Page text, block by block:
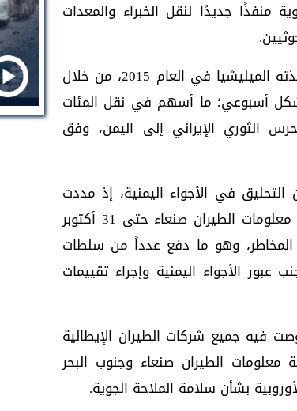
جديدًا لنقل الخبراء والمعدات
وتعيد هذه الخطوة إلى الأذهان الإجراء المشابه الذي اتخذته الميليشيا في العام 2015، من خلال
بشكل أسبوعي؛ ما أسهم في نقل المئات
الثوري الإيراني إلى اليمن، وفق
في الأجواء اليمنية، إذ مددت
وكالة سلامة الطيران الأوروبية تحذيراتها الخاصة بمنطقة معلومات الطيران صنعاء حتى 31 أكتوبر
المخاطر، وهو ما دفع عدداً من سلطات
عبور الأجواء اليمنية وإجراء تقييمات
فيه جميع شركات الطيران الإيطالية
الطيران صنعاء وجنوب البحر
بشأن سلامة الملاحة الجوية.